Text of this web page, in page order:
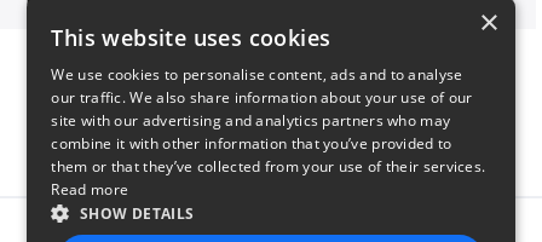
$41 $22
Report this product
×
This website uses cookies
We use cookies to personalise content, ads and to analyse
our traffic. We also share information about your use of our
site with our advertising and analytics partners who may
combine it with other information that you’ve provided to
them or that they’ve collected from your use of their services.
Read more
SHOW DETAILS